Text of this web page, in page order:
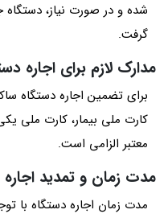
شده و در صورت نیاز، دستگاه
گرفت.
مدارک لازم برای اجاره
برای تضمین اجاره دستگاه
کارت ملی بیمار، کارت ملی
معتبر الزامی است.
مدت زمان و تمدید
مدت زمان اجاره دستگاه با